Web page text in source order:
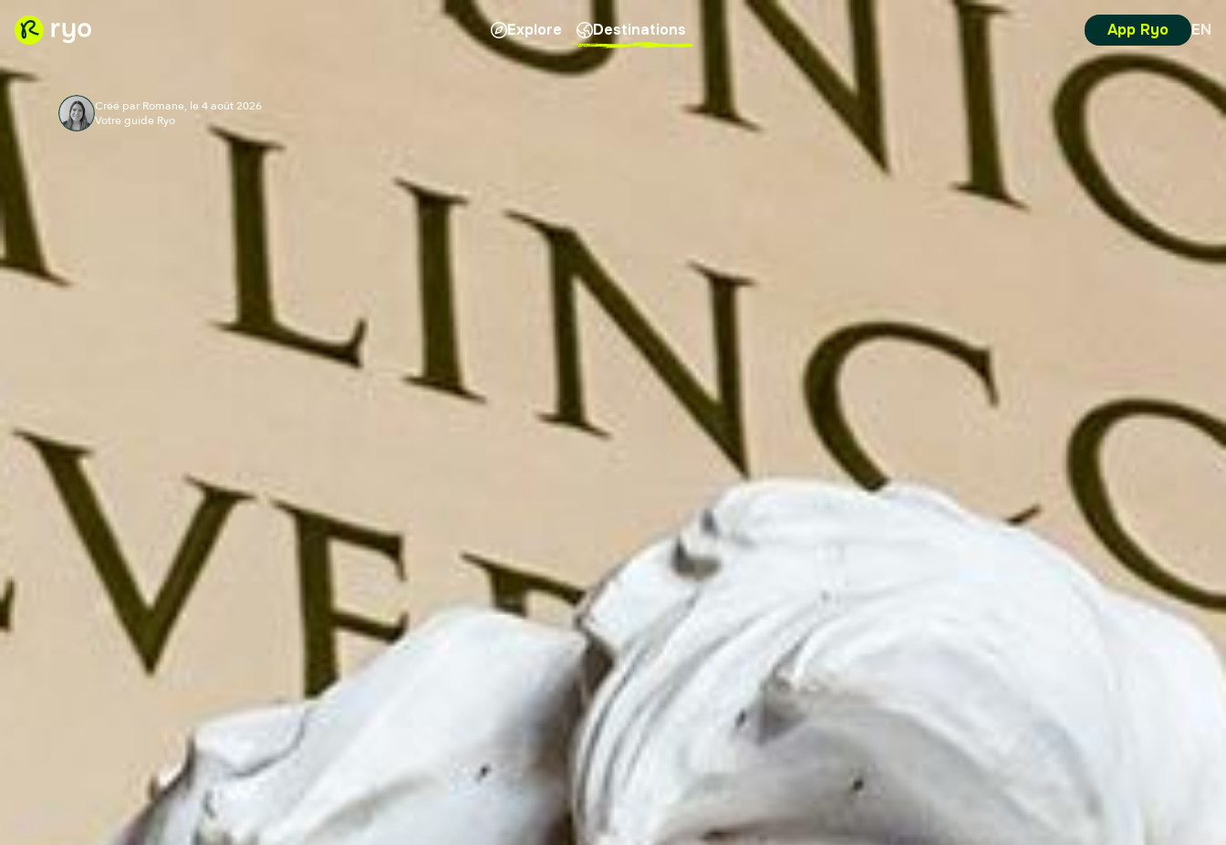
Explore Destinations App Ryo EN
Créé par Romane, le 4 août 2026
Votre guide Ryo